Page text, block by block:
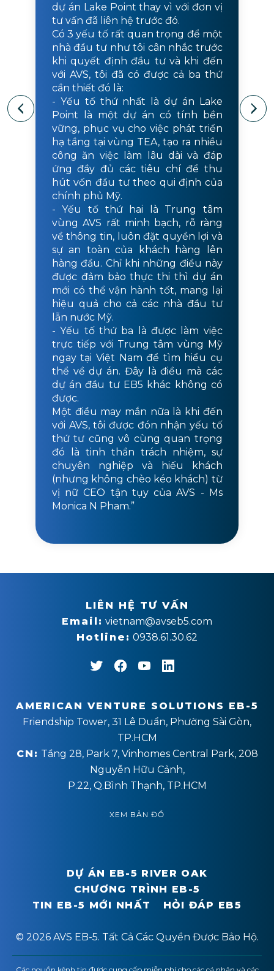
dự án Lake Point thay vì với đơn vị
tư vấn đã liên hệ trước đó.
Có 3 yếu tố rất quan trọng để một
nhà đầu tư như tôi cân nhắc trước
khi quyết định đầu tư và khi đến
với AVS, tôi đã có được cả ba thứ
cần thiết đó là:
- Yếu tố thứ nhất là dự án Lake
Point là một dự án có tính bền
vững, phục vụ cho việc phát triển
hạ tầng tại vùng TEA, tạo ra nhiều
công ăn việc làm lâu dài và đáp
ứng đầy đủ các tiêu chí để thu
hút vốn đầu tư theo qui định của
chính phủ Mỹ.
- Yếu tố thứ hai là Trung tâm
vùng AVS rất minh bạch, rõ ràng
về thông tin, luôn đặt quyền lợi và
sự an toàn của khách hàng lên
hàng đầu. Chỉ khi những điều này
được đảm bảo thực thi thì dự án
mới có thể vận hành tốt, mang lại
hiệu quả cho cả các nhà đầu tư
lẫn nước Mỹ.
- Yếu tố thứ ba là được làm việc
trực tiếp với Trung tâm vùng Mỹ
ngay tại Việt Nam để tìm hiểu cụ
thể về dự án. Đây là điều mà các
dự án đầu tư EB5 khác không có
được.
Một điều may mắn nữa là khi đến
với AVS, tôi được đón nhận yếu tố
thứ tư cũng vô cùng quan trọng
đó là tinh thần trách nhiệm, sự
chuyên nghiệp và hiếu khách
(nhưng không chèo kéo khách) từ
vị nữ CEO tận tụy của AVS - Ms
Monica N Pham.”
LIÊN HỆ TƯ VẤN
Email: vietnam@avseb5.com
Hotline: 0938.61.30.62
AMERICAN VENTURE SOLUTIONS EB-5
Friendship Tower, 31 Lê Duẩn, Phường Sài Gòn,
TP.HCM
CN: Tầng 28, Park 7, Vinhomes Central Park, 208
Nguyễn Hữu Cảnh,
P.22, Q.Bình Thạnh, TP.HCM
XEM BẢN ĐỒ
DỰ ÁN EB-5 RIVER OAK
CHƯƠNG TRÌNH EB-5
TIN EB-5 MỚI NHẤT
HỎI ĐÁP EB5
© 2026 AVS EB-5. Tất Cả Các Quyền Được Bảo Hộ.